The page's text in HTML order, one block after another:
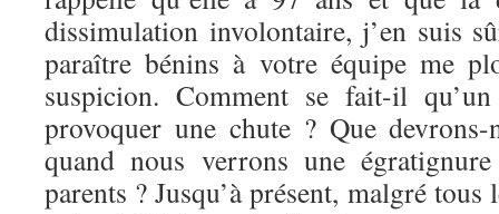
dissimulation involontaire, j’en suis
paraître bénins à votre équipe me
suspicion. Comment se fait-il
provoquer une chute ? Que devrons-
quand nous verrons une
parents ? Jusqu’à présent, malgré